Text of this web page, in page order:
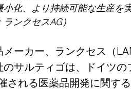
小化、より持続可能な生産を
ンクセスAG）
メーカー、ランクセス（
サルティゴは、ドイツの
される医薬品開発に関す